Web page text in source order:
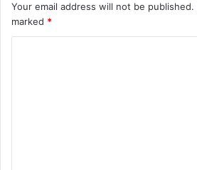
Your email address will not be published.
marked *